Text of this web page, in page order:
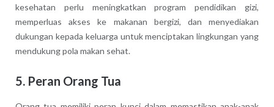
kesehatan perlu meningkatkan program pendidikan gizi,
memperluas akses ke makanan bergizi, dan menyediakan
dukungan kepada keluarga untuk menciptakan lingkungan yang
mendukung pola makan sehat.
5. Peran Orang Tua